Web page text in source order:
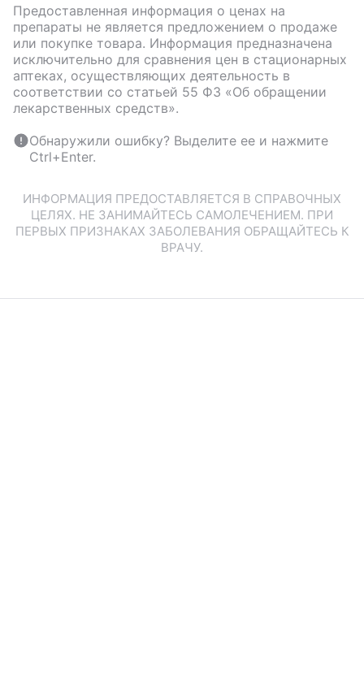
Предоставленная информация о ценах на
препараты не является предложением о продаже
или покупке товара. Информация предназначена
исключительно для сравнения цен в стационарных
аптеках, осуществляющих деятельность в
соответствии со статьей 55 ФЗ «Об обращении
лекарственных средств».
Обнаружили ошибку? Выделите ее и нажмите
Ctrl+Enter.
ИНФОРМАЦИЯ ПРЕДОСТАВЛЯЕТСЯ В СПРАВОЧНЫХ
ЦЕЛЯХ. НЕ ЗАНИМАЙТЕСЬ САМОЛЕЧЕНИЕМ. ПРИ
ПЕРВЫХ ПРИЗНАКАХ ЗАБОЛЕВАНИЯ ОБРАЩАЙТЕСЬ К
ВРАЧУ.